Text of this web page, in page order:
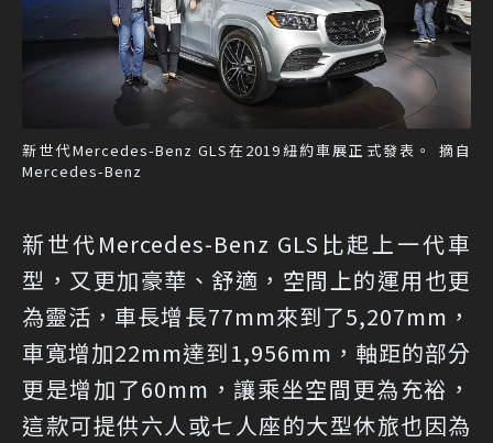
新世代Mercedes-Benz GLS在2019紐約車展正式發表。 摘自
Mercedes-Benz
新世代Mercedes-Benz GLS比起上一代車
型，又更加豪華、舒適，空間上的運用也更
為靈活，車長增長77mm來到了5,207mm，
車寬增加22mm達到1,956mm，軸距的部分
更是增加了60mm，讓乘坐空間更為充裕，
這款可提供六人或七人座的大型休旅也因為